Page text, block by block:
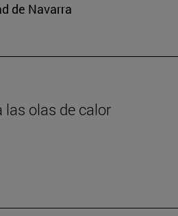
de Navarra
olas de calor